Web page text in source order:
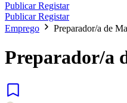
PublicarRegistar
PublicarRegistar
Emprego
Preparador/a de
Preparador/a